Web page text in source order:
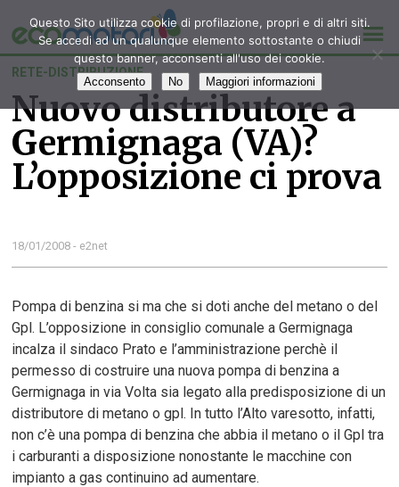
RETE-DISTRIBUZIONE
Nuovo distributore a
Germignaga (VA)?
L’opposizione ci prova
18/01/2008 - e2net
Pompa di benzina si ma che si doti anche del metano o del
Gpl. L’opposizione in consiglio comunale a Germignaga
incalza il sindaco Prato e l’amministrazione perchè il
permesso di costruire una nuova pompa di benzina a
Germignaga in via Volta sia legato alla predisposizione di un
distributore di metano o gpl. In tutto l’Alto varesotto, infatti,
non c’è una pompa di benzina che abbia il metano o il Gpl tra
i carburanti a disposizione nonostante le macchine con
impianto a gas continuino ad aumentare.
Questo Sito utilizza cookie di profilazione, propri e di altri siti.
Se accedi ad un qualunque elemento sottostante o chiudi
questo banner, acconsenti all'uso dei cookie.
Acconsento No Maggiori informazioni